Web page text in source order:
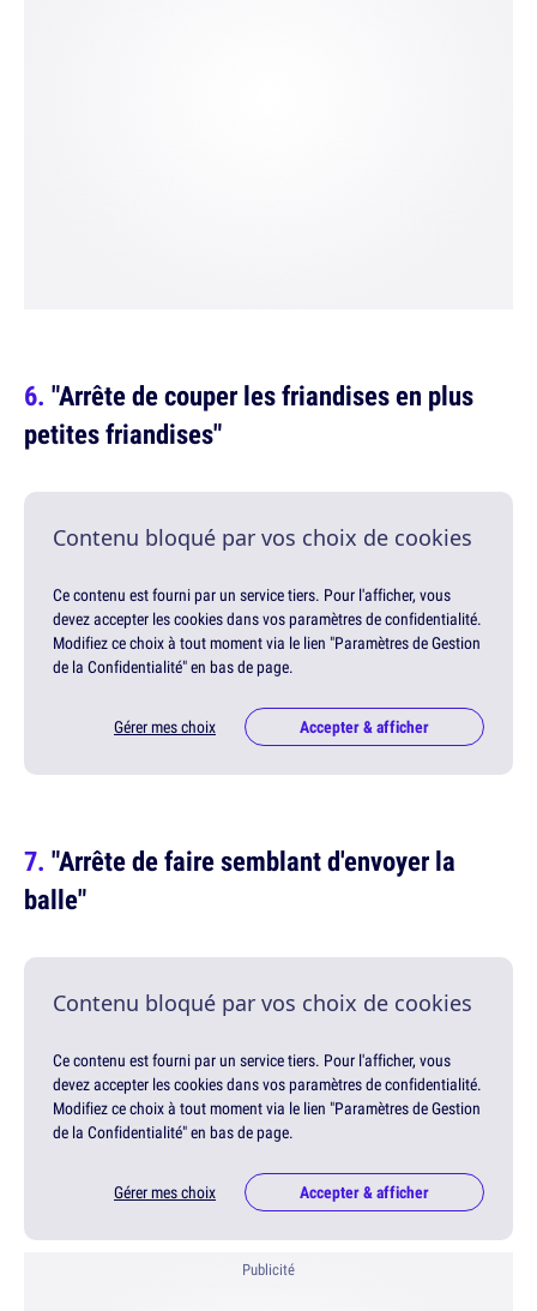
"Arrête de couper les friandises en plus
petites friandises"
Contenu bloqué par vos choix de cookies
Ce contenu est fourni par un service tiers. Pour l'afficher, vous
devez accepter les cookies dans vos paramètres de confidentialité.
Modifiez ce choix à tout moment via le lien "Paramètres de Gestion
de la Confidentialité" en bas de page.
Gérer mes choix Accepter & afficher
"Arrête de faire semblant d'envoyer la
balle"
Contenu bloqué par vos choix de cookies
Ce contenu est fourni par un service tiers. Pour l'afficher, vous
devez accepter les cookies dans vos paramètres de confidentialité.
Modifiez ce choix à tout moment via le lien "Paramètres de Gestion
de la Confidentialité" en bas de page.
Gérer mes choix Accepter & afficher
Publicité